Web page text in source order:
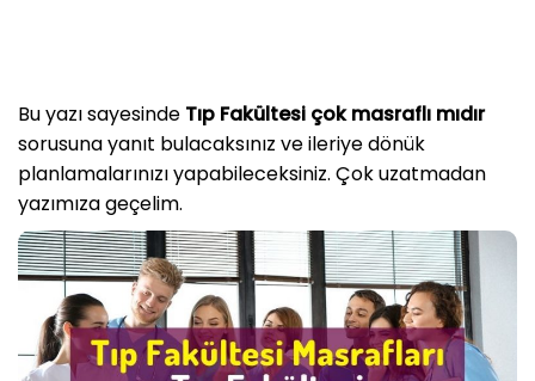
Bu yazı sayesinde Tıp Fakültesi çok masraflı mıdır
sorusuna yanıt bulacaksınız ve ileriye dönük
planlamalarınızı yapabileceksiniz. Çok uzatmadan
yazımıza geçelim.